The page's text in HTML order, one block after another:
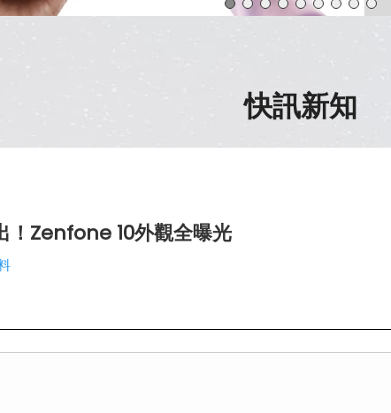
快訊新知
！Zenfone 10外觀全曝光